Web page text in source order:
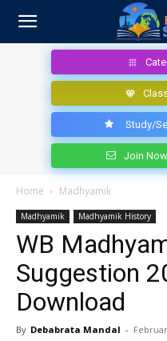
Study/
Join
Home Madhyamik
Madhyamik Madhyamik History
WB
Suggestion
Download
By Debabrata Mandal -